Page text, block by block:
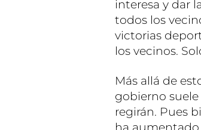
interesa y dar
todos los
victorias
los vecinos.
Más allá de
gobierno
regirán. Pues